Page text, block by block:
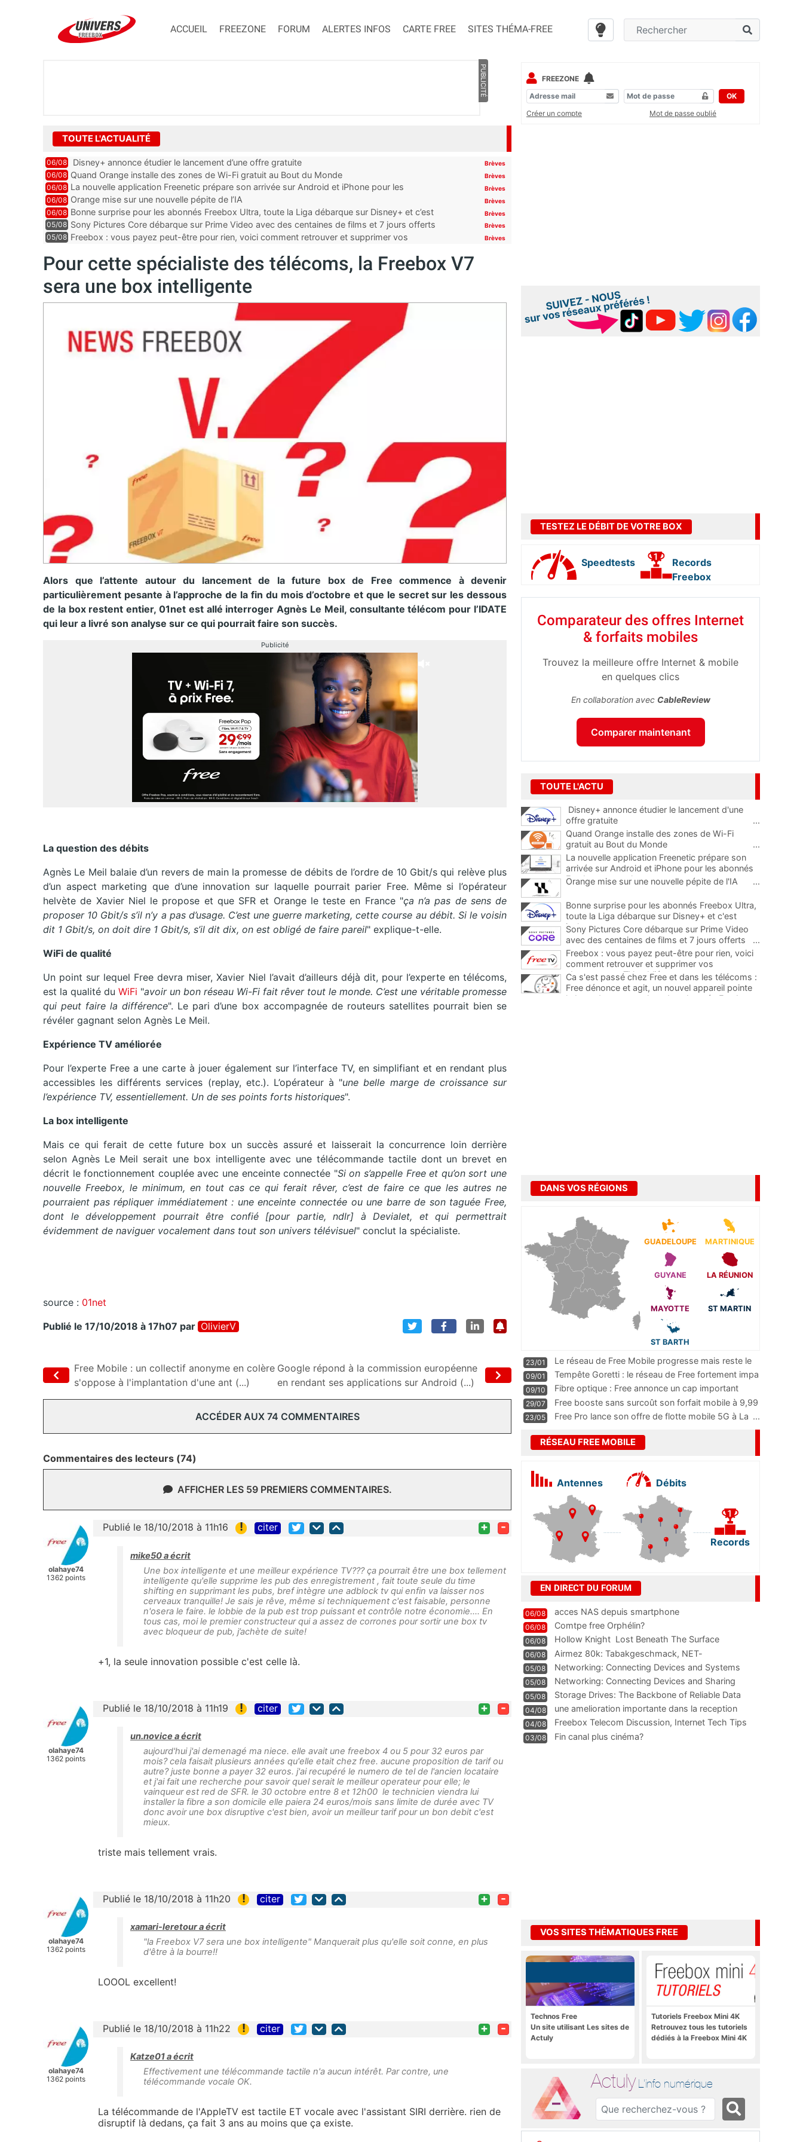
ACCUEIL FREEZONE FORUM ALERTES INFOS CARTE FREE SITES THÉMA-FREE
PUBLICITÉ
TOUTE L'ACTUALITÉ
06/08 Disney+ annonce étudier le lancement d’une offre gratuite Brèves
06/08 Quand Orange installe des zones de Wi-Fi gratuit au Bout du Monde Brèves
06/08 La nouvelle application Freenetic prépare son arrivée sur Android et iPhone pour les
abonnés Freebox, testez la
Brèves
06/08 Orange mise sur une nouvelle pépite de l’IA Brèves
06/08 Bonne surprise pour les abonnés Freebox Ultra, toute la Liga débarque sur Disney+ et c’est
inclus
Brèves
05/08 Sony Pictures Core débarque sur Prime Video avec des centaines de films et 7 jours offerts Brèves
05/08 Freebox : vous payez peut-être pour rien, voici comment retrouver et supprimer vos
Brèves
Pour cette spécialiste des télécoms, la Freebox V7
sera une box intelligente
Alors que l’attente autour du lancement de la future box de Free commence à devenir
particulièrement pesante à l’approche de la fin du mois d’octobre et que le secret sur les dessous
de la box restent entier, 01net est allé interroger Agnès Le Meil, consultante télécom pour l’IDATE
qui leur a livré son analyse sur ce qui pourrait faire son succès.
Publicité
La question des débits
Agnès Le Meil balaie d’un revers de main la promesse de débits de l’ordre de 10 Gbit/s qui relève plus
d’un aspect marketing que d’une innovation sur laquelle pourrait parier Free. Même si l’opérateur
helvète de Xavier Niel le propose et que SFR et Orange le teste en France "ça n’a pas de sens de
proposer 10 Gbit/s s’il n’y a pas d’usage. C’est une guerre marketing, cette course au débit. Si le voisin
dit 1 Gbit/s, on doit dire 1 Gbit/s, s’il dit dix, on est obligé de faire pareil" explique-t-elle.
WiFi de qualité
Un point sur lequel Free devra miser, Xavier Niel l’avait d’ailleurs déjà dit, pour l’experte en télécoms,
est la qualité du WiFi "avoir un bon réseau Wi-Fi fait rêver tout le monde. C’est une véritable promesse
qui peut faire la différence". Le pari d’une box accompagnée de routeurs satellites pourrait bien se
révéler gagnant selon Agnès Le Meil.
Expérience TV améliorée
Pour l’experte Free a une carte à jouer également sur l’interface TV, en simplifiant et en rendant plus
accessibles les différents services (replay, etc.). L’opérateur à "une belle marge de croissance sur
l’expérience TV, essentiellement. Un de ses points forts historiques".
La box intelligente
Mais ce qui ferait de cette future box un succès assuré et laisserait la concurrence loin derrière
selon Agnès Le Meil serait une box intelligente avec une télécommande tactile dont un brevet en
décrit le fonctionnement couplée avec une enceinte connectée "Si on s’appelle Free et qu’on sort une
nouvelle Freebox, le minimum, en tout cas ce qui ferait rêver, c’est de faire ce que les autres ne
pourraient pas répliquer immédiatement : une enceinte connectée ou une barre de son taguée Free,
dont le développement pourrait être confié [pour partie, ndlr] à Devialet, et qui permettrait
évidemment de naviguer vocalement dans tout son univers télévisuel" conclut la spécialiste.
source : 01net
Publié le 17/10/2018 à 17h07 par OlivierV
Free Mobile : un collectif anonyme en colère
s'oppose à l'implantation d'une ant (...)
Google répond à la commission européenne
en rendant ses applications sur Android (...)
ACCÉDER AUX 74 COMMENTAIRES
Commentaires des lecteurs (74)
AFFICHER LES 59 PREMIERS COMMENTAIRES.
olahaye74
1362 points
Publié le 18/10/2018 à 11h16 ! citer + -
mike50 a écrit
Une box intelligente et une meilleur expérience TV??? ça pourrait être une box tellement
intelligente qu'elle supprime les pub des enregistrement , fait toute seule du time
shifting en supprimant les pubs, bref intègre une adblock tv qui enfin va laisser nos
cerveaux tranquille! Je sais je rêve, même si techniquement c'est faisable, personne
n'osera le faire. le lobbie de la pub est trop puissant et contrôle notre économie.... En
tous cas, moi le premier constructeur qui a assez de corrones pour sortir une box tv
avec bloqueur de pub, j’achète de suite!
+1, la seule innovation possible c'est celle là.
olahaye74
1362 points
Publié le 18/10/2018 à 11h19 ! citer + -
un.novice a écrit
aujourd'hui j'ai demenagé ma niece. elle avait une freebox 4 ou 5 pour 32 euros par
mois? cela faisait plusieurs années qu'elle etait chez free. aucune proposition de tarif ou
autre? juste bonne a payer 32 euros. j'ai recupéré le numero de tel de l'ancien locataire
et j'ai fait une recherche pour savoir quel serait le meilleur operateur pour elle; le
vainqueur est red de SFR. le 30 octobre entre 8 et 12h00 le technicien viendra lui
installer la fibre a son domicile elle paiera 24 euros/mois sans limite de durée avec TV
donc avoir une box disruptive c'est bien, avoir un meilleur tarif pour un bon debit c'est
mieux.
triste mais tellement vrais.
olahaye74
1362 points
Publié le 18/10/2018 à 11h20 ! citer + -
xamari-leretour a écrit
"la Freebox V7 sera une box intelligente" Manquerait plus qu'elle soit conne, en plus
d'être à la bourre!!
LOOOL excellent!
olahaye74
1362 points
Publié le 18/10/2018 à 11h22 ! citer + -
Katze01 a écrit
Effectivement une télécommande tactile n'a aucun intérêt. Par contre, une
télécommande vocale OK.
La télécommande de l'AppleTV est tactile ET vocale avec l'assistant SIRI derrière. rien de
disruptif là dedans, ça fait 3 ans au moins que ça existe.
FREEZONE
OK
Créer un compte
Mot de passe oublié
TESTEZ LE DÉBIT DE VOTRE BOX
Speedtests
Records
Freebox
Comparateur des offres Internet
& forfaits mobiles
Trouvez la meilleure offre Internet & mobile
en quelques clics
En collaboration avec CableReview
Comparer maintenant
TOUTE L'ACTU
Disney+ annonce étudier le lancement d'une
offre gratuite
...
Quand Orange installe des zones de Wi-Fi
gratuit au Bout du Monde
...
La nouvelle application Freenetic prépare son
arrivée sur Android et iPhone pour les abonnés
Freebox, testez la
Orange mise sur une nouvelle pépite de l'IA ...
Bonne surprise pour les abonnés Freebox Ultra,
toute la Liga débarque sur Disney+ et c'est
inclus
Sony Pictures Core débarque sur Prime Video
avec des centaines de films et 7 jours offerts
...
Freebox : vous payez peut-être pour rien, voici
comment retrouver et supprimer vos
abonnements TV oubliés
...
Ca s'est passé chez Free et dans les télécoms :
Free dénonce et agit, un nouvel appareil pointe
le bout de son nez chez des abonnés Freebox...
DANS VOS RÉGIONS
GUADELOUPE MARTINIQUE
GUYANE LA RÉUNION
MAYOTTE ST MARTIN
ST BARTH
23/01
Le réseau de Free Mobile progresse mais reste le
m
...
09/01
Tempête Goretti : le réseau de Free fortement impa
09/10
Fibre optique : Free annonce un cap important
pass
...
29/07
Free booste sans surcoût son forfait mobile à 9,99
23/05 Free Pro lance son offre de flotte mobile 5G à La ...
RÉSEAU FREE MOBILE
Antennes Débits
Records
EN DIRECT DU FORUM
06/08 acces NAS depuis smartphone
06/08 Comtpe free Orphélin?
06/08 Hollow Knight  Lost Beneath The Surface
06/08
Airmez 80k: Tabakgeschmack, NET-
Technologie und Leistung im
05/08 Networking: Connecting Devices and Systems
05/08
Networking: Connecting Devices and Sharing
Information
05/08
Storage Drives: The Backbone of Reliable Data
Management
04/08
une amelioration importante dans la reception
WIFI
04/08
Freebox Telecom Discussion, Internet Tech Tips
Communi
03/08 Fin canal plus cinéma?
VOS SITES THÉMATIQUES FREE
Technos Free
Un site utilisant Les sites de
Actuly
Tutoriels Freebox Mini 4K
Retrouvez tous les tutoriels
dédiés à la Freebox Mini 4K
Actuly L'info numérique